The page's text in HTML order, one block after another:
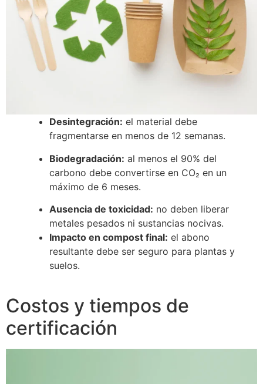
Desintegración: el material debe
fragmentarse en menos de 12 semanas.
Biodegradación: al menos el 90% del
carbono debe convertirse en CO₂ en un
máximo de 6 meses.
Ausencia de toxicidad: no deben liberar
metales pesados ni sustancias nocivas.
Impacto en compost final: el abono
resultante debe ser seguro para plantas y
suelos.
Costos y tiempos de
certificación